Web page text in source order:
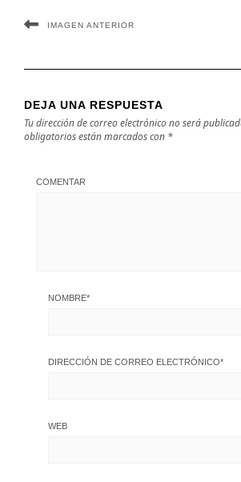
IMAGEN ANTERIOR
DEJA UNA RESPUESTA
Tu dirección de correo electrónico no será
obligatorios están marcados con *
COMENTAR
NOMBRE*
DIRECCIÓN DE CORREO ELECTRÓNICO*
WEB